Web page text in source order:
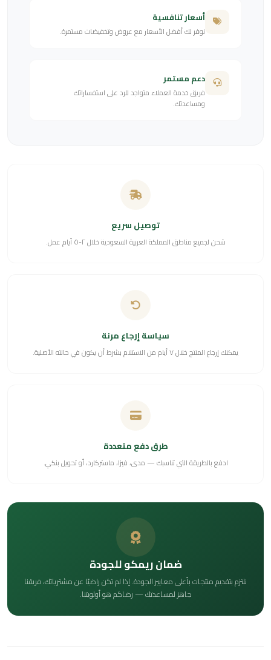
أسعار تنافسية
نوفر لك أفضل الأسعار مع عروض وتخفيضات مستمرة.
دعم مستمر
فريق خدمة العملاء متواجد للرد على استفساراتك
ومساعدتك.
توصيل سريع
شحن لجميع مناطق المملكة العربية السعودية خلال ٢-٥ أيام عمل.
سياسة إرجاع مرنة
يمكنك إرجاع المنتج خلال ٧ أيام من الاستلام بشرط أن يكون في حالته الأصلية.
طرق دفع متعددة
ادفع بالطريقة التي تناسبك — مدى، فيزا، ماستركارد، أو تحويل بنكي.
ضمان ريمكو للجودة
نلتزم بتقديم منتجات بأعلى معايير الجودة. إذا لم تكن راضيًا عن مشترياتك، فريقنا
جاهز لمساعدتك — رضاكم هو أولويتنا.